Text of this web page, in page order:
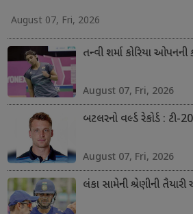
August 07, Fri, 2026
તન્વી શર્મા કોરિયા ઓપનની
August 07, Fri, 2026
બટલરનો વર્લ્ડ રેકોર્ડ : ટી-
August 07, Fri, 2026
લંકા સામેની શ્રેણીની